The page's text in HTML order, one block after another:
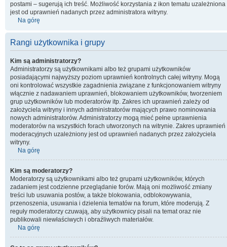
postami – sugerują ich treść. Możliwość korzystania z ikon tematu uzależniona
jest od uprawnień nadanych przez administratora witryny.
Na górę
Rangi użytkownika i grupy
Kim są administratorzy?
Administratorzy są użytkownikami albo też grupami użytkowników
posiadającymi najwyższy poziom uprawnień kontrolnych całej witryny. Mogą
oni kontrolować wszystkie zagadnienia związane z funkcjonowaniem witryny
włącznie z nadawaniem uprawnień, blokowaniem użytkowników, tworzeniem
grup użytkowników lub moderatorów itp. Zakres ich uprawnień zależy od
założyciela witryny i innych administratorów mających prawo nominowania
nowych administratorów. Administratorzy mogą mieć pełne uprawnienia
moderatorów na wszystkich forach utworzonych na witrynie. Zakres uprawnień
moderacyjnych uzależniony jest od uprawnień nadanych przez założyciela
witryny.
Na górę
Kim są moderatorzy?
Moderatorzy są użytkownikami albo też grupami użytkowników, których
zadaniem jest codzienne przeglądanie forów. Mają oni możliwość zmiany
treści lub usuwania postów, a także blokowania, odblokowywania,
przenoszenia, usuwania i dzielenia tematów na forum, które moderują. Z
reguły moderatorzy czuwają, aby użytkownicy pisali na temat oraz nie
publikowali niewłaściwych i obraźliwych materiałów.
Na górę